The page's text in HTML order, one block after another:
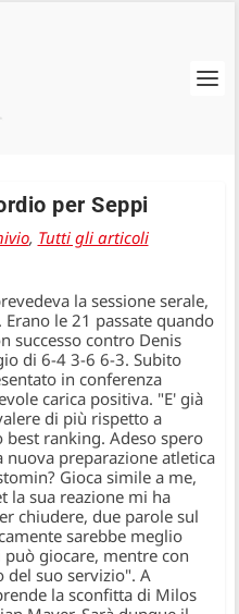
per Seppi
, Tutti gli articoli
la sessione serale,
le 21 passate quando
successo contro Denis
di 6-4 3-6 6-3. Subito
in conferenza
carica positiva. "E' già
di più rispetto a
ranking. Adeso spero
preparazione atletica
Gioca simile a me,
la sua reazione mi ha
chiudere, due parole sul
sarebbe meglio
giocare, mentre con
del suo servizio". A
la sconfitta di Milos